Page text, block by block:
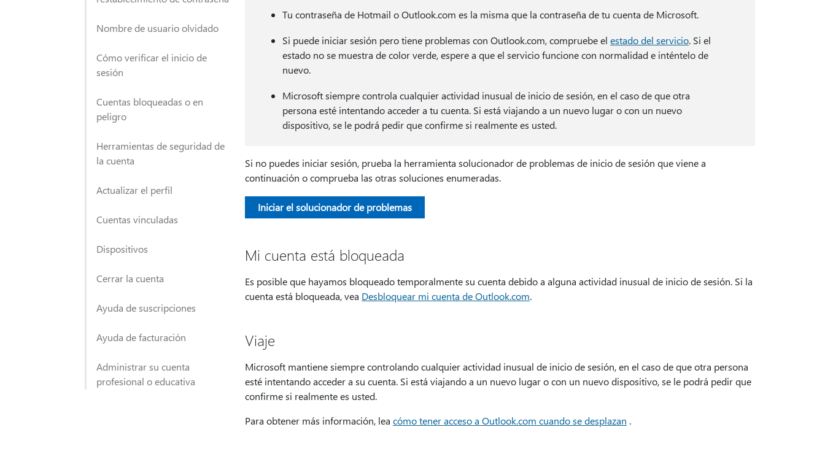
Nombre de usuario olvidado
Cómo verificar el inicio de
sesión
Cuentas bloqueadas o en
peligro
Herramientas de seguridad de
la cuenta
Actualizar el perfil
Cuentas vinculadas
Dispositivos
Cerrar la cuenta
Ayuda de suscripciones
Ayuda de facturación
Administrar su cuenta
profesional o educativa
Tu contraseña de Hotmail o Outlook.com es la misma que la contraseña de tu cuenta de Microsoft.
Si puede iniciar sesión pero tiene problemas con Outlook.com, compruebe elestado del servicio. Si el
estado no se muestra de color verde, espere a que el servicio funcione con normalidad e inténtelo de
nuevo.
Microsoft siempre controla cualquier actividad inusual de inicio de sesión, en el caso de que otra
persona esté intentando acceder a tu cuenta. Si está viajando a un nuevo lugar o con un nuevo
dispositivo, se le podrá pedir que confirme si realmente es usted.
Si no puedes iniciar sesión, prueba la herramienta solucionador de problemas de inicio de sesión que viene a
continuación o comprueba las otras soluciones enumeradas.
Iniciar el solucionador de problemas
Mi cuenta está bloqueada
Es posible que hayamos bloqueado temporalmente su cuenta debido a alguna actividad inusual de inicio de sesión. Si la
cuenta está bloqueada, vea Desbloquear mi cuenta de Outlook.com.
Viaje
Microsoft mantiene siempre controlando cualquier actividad inusual de inicio de sesión, en el caso de que otra persona
esté intentando acceder a su cuenta. Si está viajando a un nuevo lugar o con un nuevo dispositivo, se le podrá pedir que
confirme si realmente es usted.
Para obtener más información, lea cómo tener acceso a Outlook.com cuando se desplazan .